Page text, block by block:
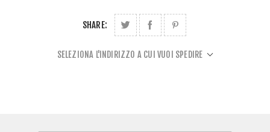
SHARE:
SELEZIONA L'INDIRIZZO A CUI VUOI SPEDIRE